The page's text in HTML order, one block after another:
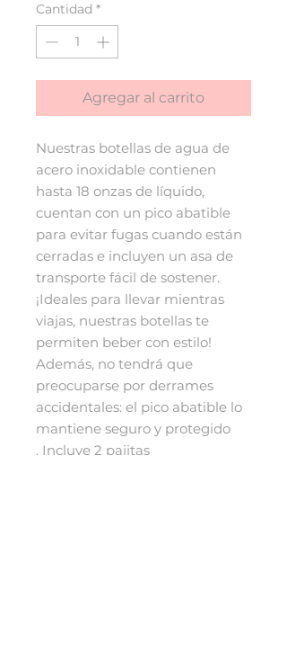
Cantidad *
Agregar al carrito
Nuestras botellas de agua de
acero inoxidable contienen
hasta 18 onzas de líquido,
cuentan con un pico abatible
para evitar fugas cuando están
cerradas e incluyen un asa de
transporte fácil de sostener.
¡Ideales para llevar mientras
viajas, nuestras botellas te
permiten beber con estilo!
Además, no tendrá que
preocuparse por derrames
accidentales: el pico abatible lo
mantiene seguro y protegido
. Incluye 2 pajitas